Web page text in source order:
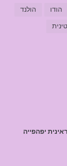
הודו
הולנד
יפהפייה